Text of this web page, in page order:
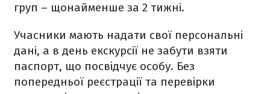
груп – щонайменше за 2 тижні.
Учасники мають надати свої персональні
дані, а в день екскурсії не забути взяти
паспорт, що посвідчує особу. Без
попередньої реєстрації та перевірки